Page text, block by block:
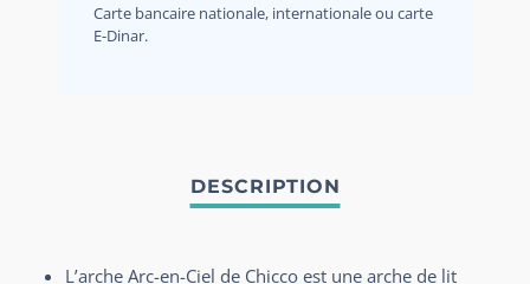
Carte bancaire nationale, internationale ou carte
E-Dinar.
L’arche Arc-en-Ciel de Chicco est une arche de lit